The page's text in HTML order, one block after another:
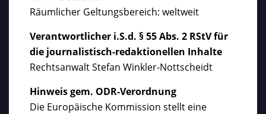
Räumlicher Geltungsbereich: weltweit
Verantwortlicher i.S.d. § 55 Abs. 2 RStV für
die journalistisch-redaktionellen Inhalte
Rechtsanwalt Stefan Winkler-Nottscheidt
Hinweis gem. ODR-Verordnung
Die Europäische Kommission stellt eine